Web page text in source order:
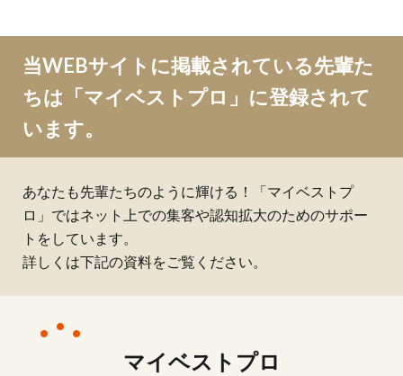
当WEBサイトに掲載されている先輩た
ちは「マイベストプロ」に登録されて
います。
あなたも先輩たちのように輝ける！「マイベストプ
ロ」ではネット上での集客や認知拡大のためのサポー
トをしています。
詳しくは下記の資料をご覧ください。
マイベストプロ